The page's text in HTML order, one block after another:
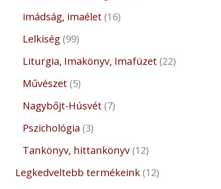
imádság, imaélet 16
Lelkiség 99
Liturgia, Imakönyv, Imafüzet 22
Művészet 5
Nagybőjt-Húsvét 7
Pszichológia 3
Tankönyv, hittankönyv 12
Legkedveltebb termékeink 12